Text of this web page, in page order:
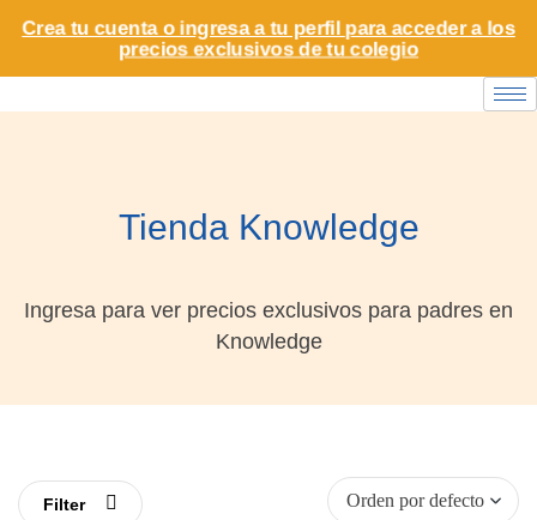
Crea tu cuenta o ingresa a tu perfil para acceder a los
precios exclusivos de tu colegio
Tienda Knowledge
Ingresa para ver precios exclusivos para padres en
Knowledge
Filter